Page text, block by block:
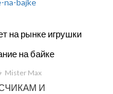
на рынке игрушки
на байке
Mister Max
И